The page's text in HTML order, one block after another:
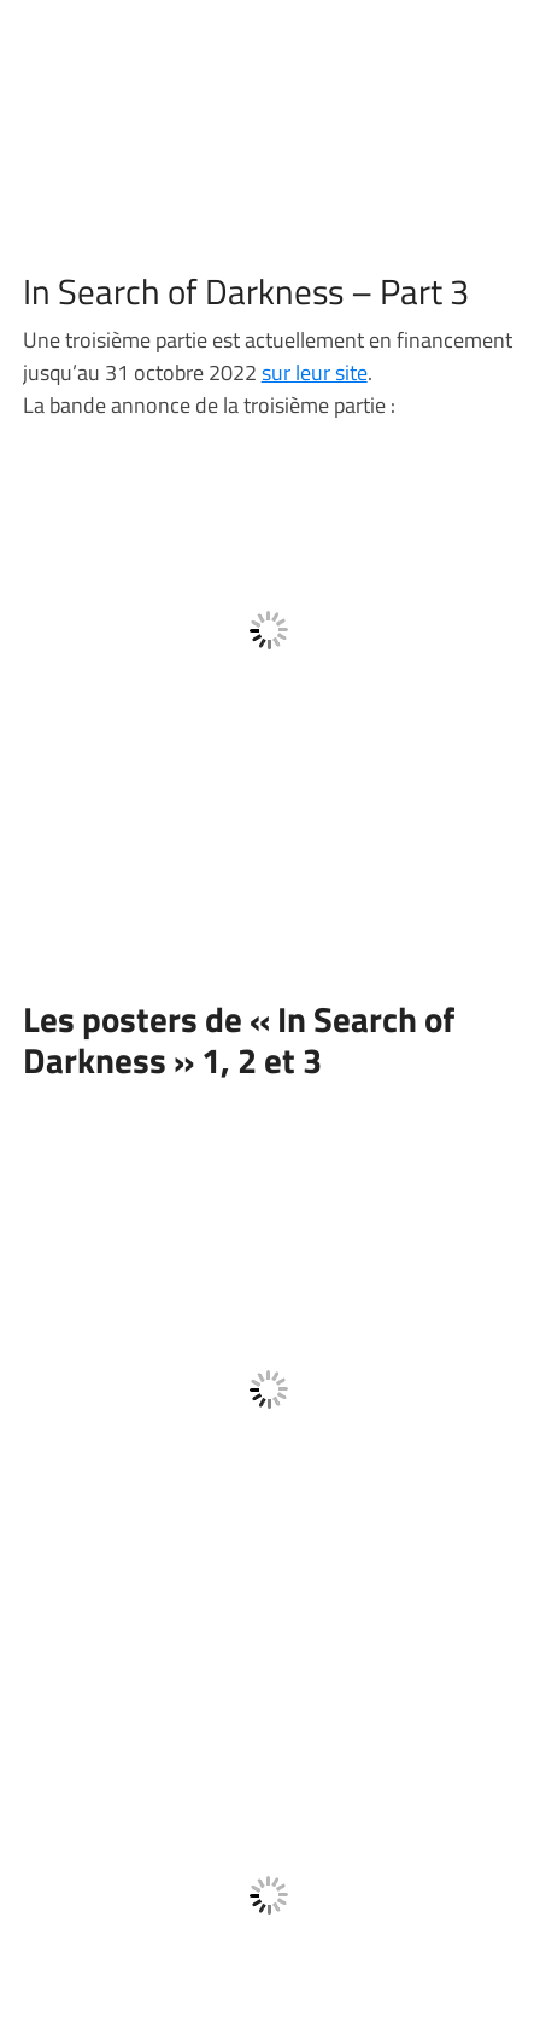
In Search of Darkness – Part 3
Une troisième partie est actuellement en financement
jusqu’au 31 octobre 2022sur leur site.
La bande annonce de la troisième partie :
Les posters de « In Search of
Darkness » 1, 2 et 3